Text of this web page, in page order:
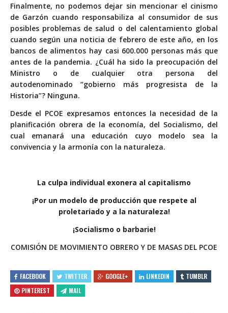
Finalmente, no podemos dejar sin mencionar el cinismo
de Garzón cuando responsabiliza al consumidor de sus
posibles problemas de salud o del calentamiento global
cuando según una noticia de febrero de este año, en los
bancos de alimentos hay casi 600.000 personas más que
antes de la pandemia. ¿Cuál ha sido la preocupación del
Ministro o de cualquier otra persona del
autodenominado “gobierno más progresista de la
Historia”? Ninguna.
Desde el PCOE expresamos entonces la necesidad de la
planificación obrera de la economía, del Socialismo, del
cual emanará una educación cuyo modelo sea la
convivencia y la armonía con la naturaleza.
La culpa individual exonera al capitalismo
¡Por un modelo de producción que respete al
proletariado y a la naturaleza!
¡Socialismo o barbarie!
COMISIÓN DE MOVIMIENTO OBRERO Y DE MASAS DEL PCOE
FACEBOOK TWITTER GOOGLE+ LINKEDIN
TUMBLR
PINTEREST
MAIL